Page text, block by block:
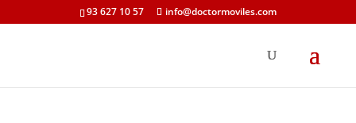
93 627 10 57 info@doctormoviles.com